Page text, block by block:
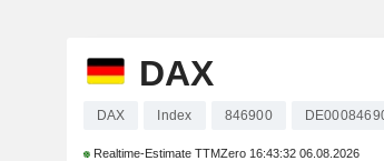
DAX
DAX Index 846900
Realtime-Estimate TTMZero 16:43:32 06.08.2026